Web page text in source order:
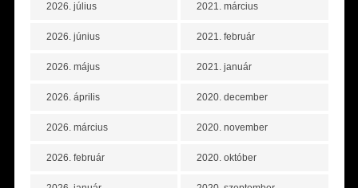
2026. július
2026. június
2026. május
2026. április
2026. március
2026. február
2021. március
2021. február
2021. január
2020. december
2020. november
2020. október